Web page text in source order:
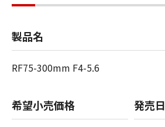
製品名
RF75-300mm F4-5.6
希望小売価格 発売日